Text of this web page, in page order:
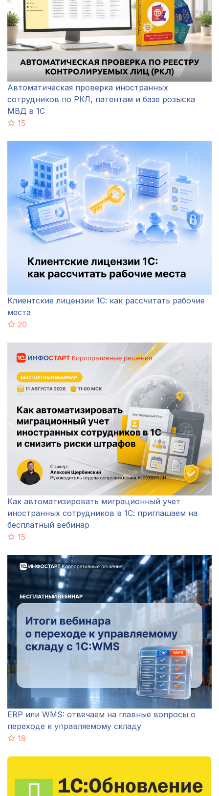
Автоматическая проверка иностранных
сотрудников по РКЛ, патентам и базе розыска
МВД в 1С
15
Клиентские лицензии 1С: как рассчитать рабочие
места
20
Как автоматизировать миграционный учет
иностранных сотрудников в 1С: приглашаем на
бесплатный вебинар
15
ERP или WMS: отвечаем на главные вопросы о
переходе к управляемому складу
19